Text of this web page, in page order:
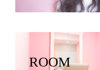
ROOM